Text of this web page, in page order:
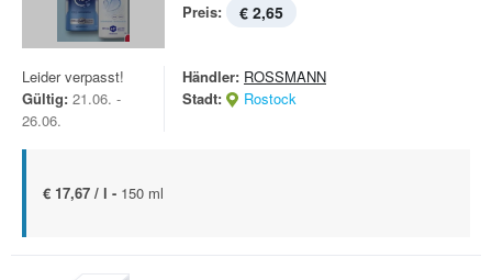
Preis: € 2,65
Leider verpasst!
Gültig: 21.06. -
26.06.
Händler: ROSSMANN
Stadt:
Rostock
€ 17,67 / l - 150 ml